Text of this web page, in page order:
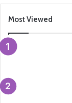
Most Viewed